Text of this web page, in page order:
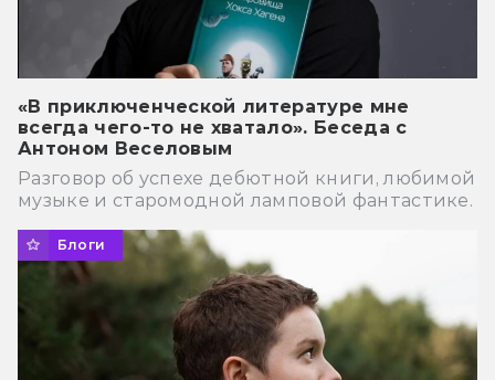
«В приключенческой литературе мне
всегда чего-то не хватало». Беседа с
Антоном Веселовым
Разговор об успехе дебютной книги, любимой
музыке и старомодной ламповой фантастике.
Блоги